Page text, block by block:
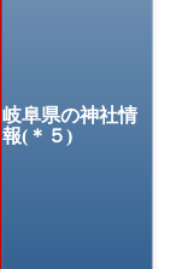
岐阜県の神社情
報(＊５)